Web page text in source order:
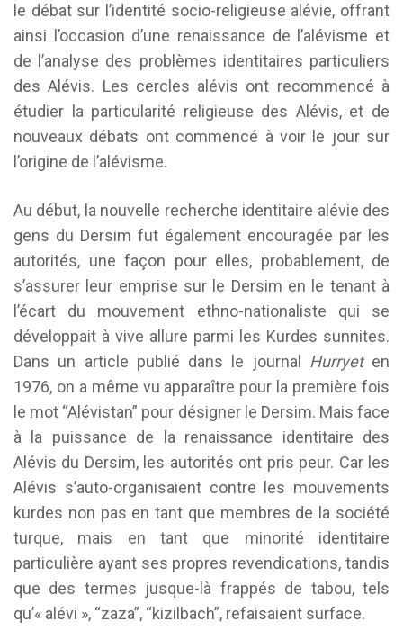
le débat sur l’identité socio-religieuse alévie, offrant
ainsi l’occasion d’une renaissance de l’alévisme et
de l’analyse des problèmes identitaires particuliers
des Alévis. Les cercles alévis ont recommencé à
étudier la particularité religieuse des Alévis, et de
nouveaux débats ont commencé à voir le jour sur
l’origine de l’alévisme.
Au début, la nouvelle recherche identitaire alévie des
gens du Dersim fut également encouragée par les
autorités, une façon pour elles, probablement, de
s’assurer leur emprise sur le Dersim en le tenant à
l’écart du mouvement ethno-nationaliste qui se
développait à vive allure parmi les Kurdes sunnites.
Dans un article publié dans le journal
Hurryeten
1976, on a même vu apparaître pour la première fois
le mot “Alévistan” pour désigner le Dersim. Mais face
à la puissance de la renaissance identitaire des
Alévis du Dersim, les autorités ont pris peur. Car les
Alévis s’auto-organisaient contre les mouvements
kurdes non pas en tant que membres de la société
turque, mais en tant que minorité identitaire
particulière ayant ses propres revendications, tandis
que des termes jusque-là frappés de tabou, tels
qu’« alévi », “zaza”, “kizilbach”, refaisaient surface.